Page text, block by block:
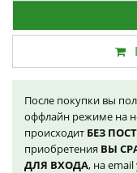
После покупки вы
оффлайн режиме на
происходит БЕЗ
приобретения ВЫ
ДЛЯ ВХОДА, на